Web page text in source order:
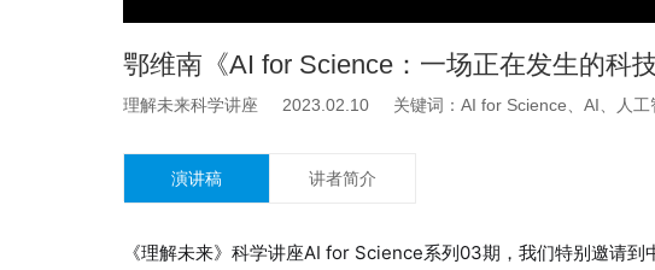
鄂维南《AI for Science：一场正在发生的科技
理解未来科学讲座 2023.02.10 关键词：AI for Science、AI、人工
演讲稿 讲者简介
《理解未来》科学讲座AI for Science系列03期，我们特别邀请